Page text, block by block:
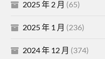
2025 年 2 月 (65)
2025 年 1 月 (236)
2024 年 12 月 (374)